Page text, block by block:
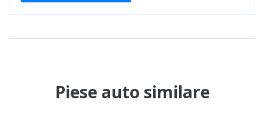
Piese auto similare